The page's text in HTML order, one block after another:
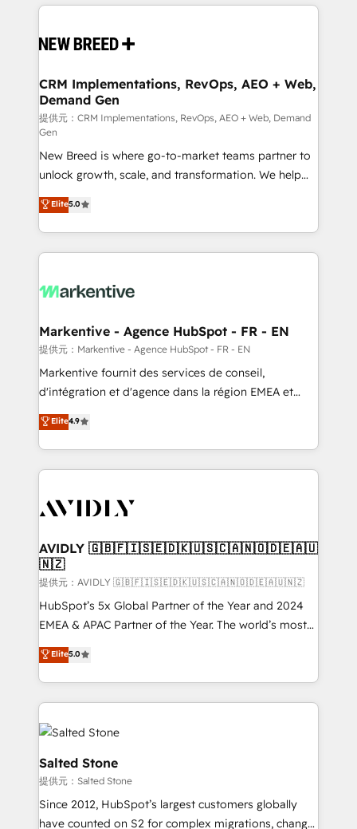
革を、構想から実装・定着までPMOとして主導。「設
の統合・浸透・変革管理を実行します。 ▸ CMS戦略設
計・構築：リード獲得・CVR・SEOを前提にした情報設
計・導線設計・テンプレート設計をContent Hubで一体
提供。 ▸ 既存CRM・MAからの移行支援：Salesforce・
Marketo・Pardot等からの移行、カスタム設計、履歴
データ移行と活用設計まで。 ▸ AEO対応：ChatGPT・
ンツとサイト構造を最適化。 🏆 なぜ100incを選ぶの
か？ ✓ HubSpot Eliteパートナー認定 ✓ HubSpotアワ
ード受賞・HUGリーダー ✓ ISO27001:2022 /
HubSpot大百科 出版 CRM・AI活用に関するご相談、現
せください。
making this the official home for all three brands. 🔄
and system integrations powered by Globalia’s
trainers to drive platform adoption. 📈 Revenue
Generation - Full-funnel marketing and high-
performance advertising via Point Success Media. -
Expert deployment of Breeze AI and custom agents
to automate growth. 🏆 Elite Excellence - 8 platform
accreditations and deep HIPAA-compliance
expertise. - A team of 250+ experts dedicated to
your resilient growth.
CRM Implementations, RevOps, AEO + Web,
Demand Gen
提供元：CRM Implementations, RevOps, AEO + Web, Demand
Gen
New Breed is where go-to-market teams partner to
unlock growth, scale, and transformation. We help
companies activate HubSpot’s AI-powered
customer platform and operationalize HubSpot’s
Loop Marketing framework through expert-led
services, smart agents, and purpose-built apps,
results, fast. ⚙️CRM & RevOps: Align all Hubs to your
🎯Demand Gen & ABM: Drive pipeline with inbound,
ABM, AEO, SEO, & paid media. 👩‍💻Web Design:
Build high-performing websites with UX, messaging,
& conversion strategy that drive results. 🤖AI
AI, & maximize AEO with tailored AI services. 🧩
Integrations: Extend HubSpot with custom
Elite5.0
Markentive - Agence HubSpot - FR - EN
提供元：Markentive - Agence HubSpot - FR - EN
Markentive fournit des services de conseil,
d'intégration et d'agence dans la région EMEA et
North America. Avec plus de 115 experts en
marketing automation, Growth, Revops, CRM et
webdesign. Markentive is both a consulting firm, a
digital agency and an integrator. With over 115
CRM and webdesign (We focus on EMEA - USA
Elite4.9
AVIDLY 🇬🇧🇫🇮🇸🇪🇩🇰🇺🇸🇨🇦🇳🇴🇩🇪🇦🇺
🇳🇿
提供元：AVIDLY 🇬🇧🇫🇮🇸🇪🇩🇰🇺🇸🇨🇦🇳🇴🇩🇪🇦🇺🇳🇿
HubSpot’s 5x Global Partner of the Year and 2024
EMEA & APAC Partner of the Year. The world’s most
experienced and fully accredited HubSpot Solutions
Partner. 🚀 With 2,750+ HubSpot projects delivered
and 370+ specialists across EMEA, APAC and NAM,
we de-risk complex CRM programmes and
accelerate ROI across every HubSpot Hub. 🧭 From
multi-region migrations to AI-powered automation,
we turn complexity into clarity, human at global
scale. 🏆 HubSpot’s CEO called us “the partner of the
future.” Others agree it is proof of trust built through
measurable impact.
Elite5.0
Salted Stone
提供元：Salted Stone
Since 2012, HubSpot’s largest customers globally
have counted on S2 for complex migrations, change